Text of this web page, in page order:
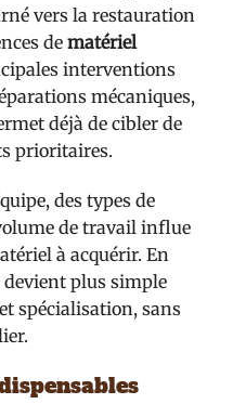
vers la restauration
de matériel
interventions
mécaniques,
déjà de cibler de
prioritaires.
des types de
de travail influe
à acquérir. En
plus simple
spécialisation, sans